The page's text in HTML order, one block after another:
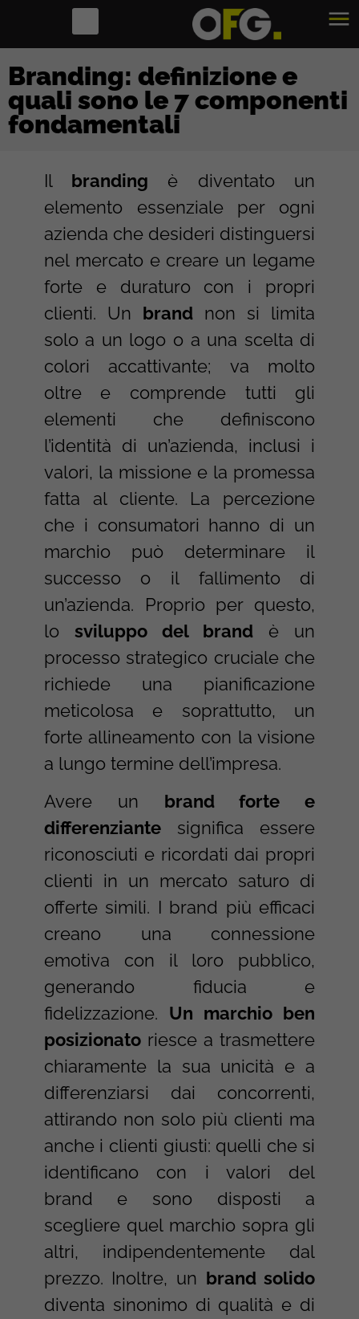
Branding: definizione e
quali sono le 7 componenti
fondamentali
Il branding è diventato un
elemento essenziale per ogni
azienda che desideri distinguersi
nel mercato e creare un legame
forte e duraturo con i propri
clienti. Un brand non si limita
solo a un logo o a una scelta di
colori accattivante; va molto
oltre e comprende tutti gli
elementi che definiscono
l’identità di un’azienda, inclusi i
valori, la missione e la promessa
fatta al cliente. La percezione
che i consumatori hanno di un
marchio può determinare il
successo o il fallimento di
un’azienda. Proprio per questo,
lo sviluppo del brand è un
processo strategico cruciale che
richiede una pianificazione
meticolosa e soprattutto, un
forte allineamento con la visione
a lungo termine dell’impresa.
Avere un brand forte e
differenziante significa essere
riconosciuti e ricordati dai propri
clienti in un mercato saturo di
offerte simili. I brand più efficaci
creano una connessione
emotiva con il loro pubblico,
generando fiducia e
fidelizzazione. Un marchio ben
posizionatoriesce a trasmettere
chiaramente la sua unicità e a
differenziarsi dai concorrenti,
attirando non solo più clienti ma
anche i clienti giusti: quelli che si
identificano con i valori del
brand e sono disposti a
scegliere quel marchio sopra gli
altri, indipendentemente dal
prezzo. Inoltre, un brand solido
diventa sinonimo di qualità e di